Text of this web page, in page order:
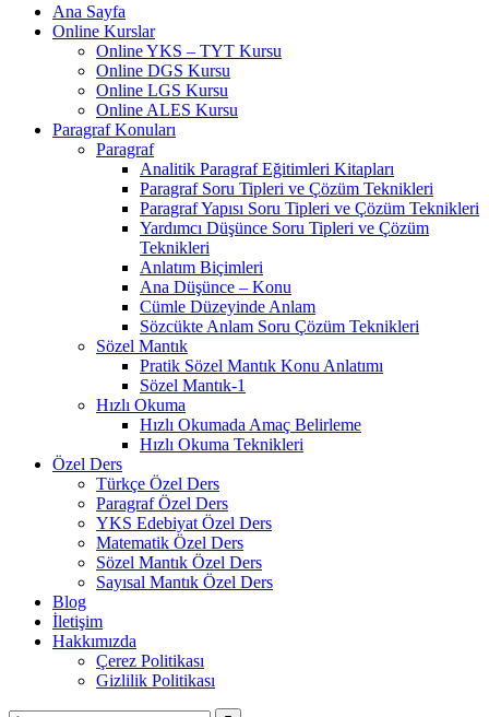
Ana Sayfa
Online Kurslar
Online YKS – TYT Kursu
Online DGS Kursu
Online LGS Kursu
Online ALES Kursu
Paragraf Konuları
Paragraf
Analitik Paragraf Eğitimleri Kitapları
Paragraf Soru Tipleri ve Çözüm Teknikleri
Paragraf Yapısı Soru Tipleri ve Çözüm Teknikleri
Yardımcı Düşünce Soru Tipleri ve Çözüm
Teknikleri
Anlatım Biçimleri
Ana Düşünce – Konu
Cümle Düzeyinde Anlam
Sözcükte Anlam Soru Çözüm Teknikleri
Sözel Mantık
Pratik Sözel Mantık Konu Anlatımı
Sözel Mantık-1
Hızlı Okuma
Hızlı Okumada Amaç Belirleme
Hızlı Okuma Teknikleri
Özel Ders
Türkçe Özel Ders
Paragraf Özel Ders
YKS Edebiyat Özel Ders
Matematik Özel Ders
Sözel Mantık Özel Ders
Sayısal Mantık Özel Ders
Blog
İletişim
Hakkımızda
Çerez Politikası
Gizlilik Politikası